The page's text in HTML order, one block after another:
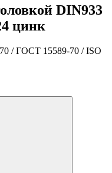
DIN933
цинк
/ ГОСТ 15589-70 / ISO